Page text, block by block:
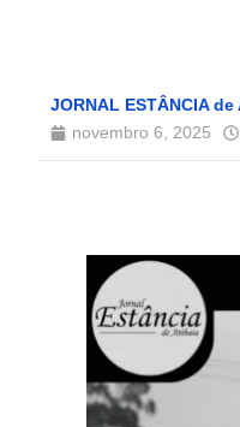
JORNAL ESTÂNCIA de
novembro 6, 2025